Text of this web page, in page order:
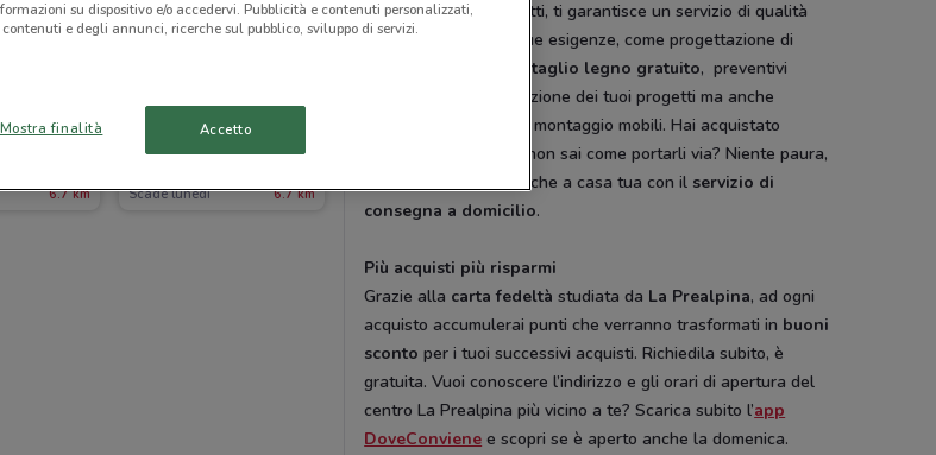
6.7 km
-2 GIORNI
La Prealpina
Scade lunedì 6.7 km
assortimento di prodotti, ti garantisce un servizio di qualità
sempre attento alle tue esigenze, come progettazione di
impianti di irrigazione,taglio legno gratuito, preventivi
gratuiti per la realizzazione dei tuoi progetti ma anche
e montaggio mobili. Hai acquistato
prodotti voluminosi e non sai come portarli via? Niente paura,
La Prealpina arriva anche a casa tua con il servizio di
consegna a domicilio.
Più acquisti più risparmi
Grazie alla carta fedeltà studiata da La Prealpina, ad ogni
acquisto accumulerai punti che verranno trasformati in buoni
scontoper i tuoi successivi acquisti. Richiedila subito, è
gratuita. Vuoi conoscere l’indirizzo e gli orari di apertura del
centro La Prealpina più vicino a te? Scarica subito l’app
DoveConviene e scopri se è aperto anche la domenica.
su dispositivo e/o accedervi. Pubblicità e contenuti personalizzati,
e degli annunci, ricerche sul pubblico, sviluppo di servizi.
Mostra finalità Accetto